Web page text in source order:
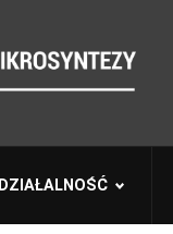
DZIAŁALNOŚĆ